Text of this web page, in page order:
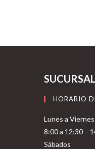
HORARIO
Lunes a Viernes
8:00 a 12:30 –
Sábados